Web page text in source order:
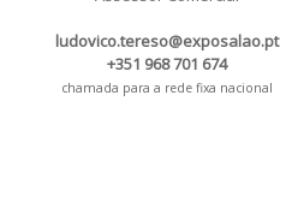
ludovico.tereso@exposalao.pt
+351 968 701 674
chamada para a rede fixa nacional